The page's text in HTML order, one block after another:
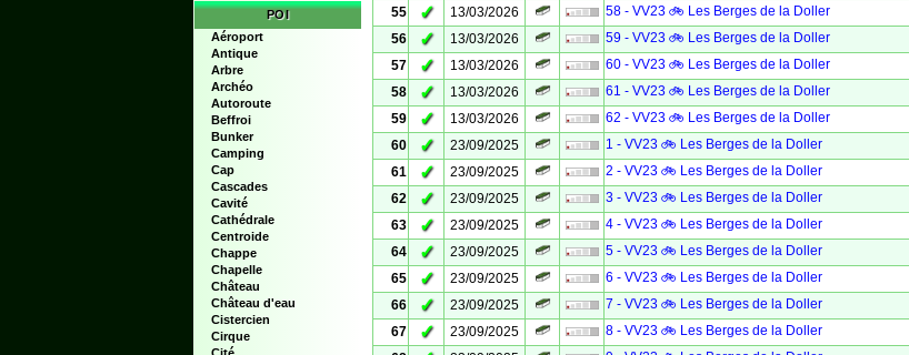
POI
Aéroport
Antique
Arbre
Archéo
Autoroute
Beffroi
Bunker
Camping
Cap
Cascades
Cavité
Cathédrale
Centroide
Chappe
Chapelle
Château
Château d'eau
Cistercien
Cirque
55
✓ 13/03/2026
58 - VV23 🚲 Les Berges de la Doller
56
✓ 13/03/2026
59 - VV23 🚲 Les Berges de la Doller
57
✓ 13/03/2026
60 - VV23 🚲 Les Berges de la Doller
58
✓ 13/03/2026
61 - VV23 🚲 Les Berges de la Doller
59
✓ 13/03/2026
62 - VV23 🚲 Les Berges de la Doller
60
✓ 23/09/2025
1 - VV23 🚲 Les Berges de la Doller
61
✓ 23/09/2025
2 - VV23 🚲 Les Berges de la Doller
62
✓ 23/09/2025
3 - VV23 🚲 Les Berges de la Doller
63
✓ 23/09/2025
4 - VV23 🚲 Les Berges de la Doller
64
✓ 23/09/2025
5 - VV23 🚲 Les Berges de la Doller
65
✓ 23/09/2025
6 - VV23 🚲 Les Berges de la Doller
66
✓ 23/09/2025
7 - VV23 🚲 Les Berges de la Doller
67
✓ 23/09/2025
8 - VV23 🚲 Les Berges de la Doller